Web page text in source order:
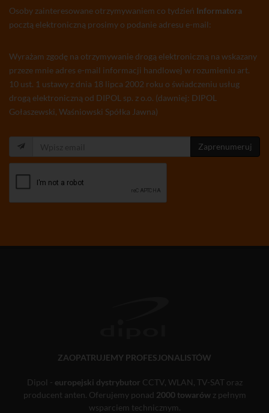
Osoby zainteresowane otrzymywaniem co tydzień Informatora
pocztą elektroniczną prosimy o podanie adresu e-mail:
Wyrażam zgodę na otrzymywanie drogą elektroniczną na wskazany
przeze mnie adres e-mail informacji handlowej w rozumieniu art.
10 ust. 1 ustawy z dnia 18 lipca 2002 roku o świadczeniu usług
drogą elektroniczną od DIPOL sp. z o.o. (dawniej: DIPOL
Gołaszewski, Waśniowski Spółka Jawna)
Zaprenumeruj
ZAOPATRUJEMY PROFESJONALISTÓW
Dipol - europejski dystrybutor CCTV, WLAN, TV-SAT oraz
producent anten. Oferujemy ponad 2000 towarówz pełnym
wsparciem technicznym.